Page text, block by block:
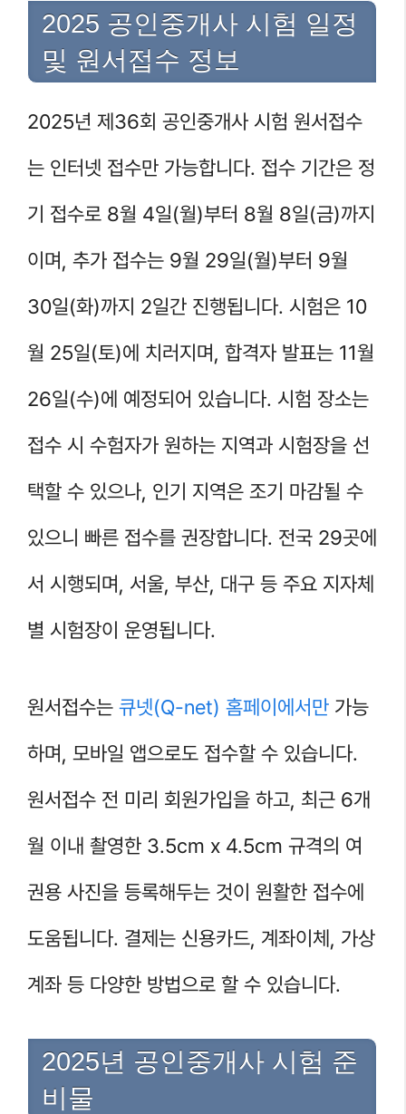
2025 공인중개사 시험 일정
및 원서접수 정보
2025년 제36회 공인중개사 시험 원서접수
는 인터넷 접수만 가능합니다. 접수 기간은 정
기 접수로 8월 4일(월)부터 8월 8일(금)까지
이며, 추가 접수는 9월 29일(월)부터 9월
30일(화)까지 2일간 진행됩니다. 시험은 10
월 25일(토)에 치러지며, 합격자 발표는 11월
26일(수)에 예정되어 있습니다. 시험 장소는
접수 시 수험자가 원하는 지역과 시험장을 선
택할 수 있으나, 인기 지역은 조기 마감될 수
있으니 빠른 접수를 권장합니다. 전국 29곳에
서 시행되며, 서울, 부산, 대구 등 주요 지자체
별 시험장이 운영됩니다.
원서접수는 큐넷(Q-net) 홈페이에서만 가능
하며, 모바일 앱으로도 접수할 수 있습니다.
원서접수 전 미리 회원가입을 하고, 최근 6개
월 이내 촬영한 3.5cm x 4.5cm 규격의 여
권용 사진을 등록해두는 것이 원활한 접수에
도움됩니다. 결제는 신용카드, 계좌이체, 가상
계좌 등 다양한 방법으로 할 수 있습니다.
2025년 공인중개사 시험 준
비물